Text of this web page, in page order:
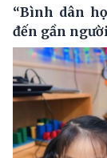
“Bình dân
đến gần